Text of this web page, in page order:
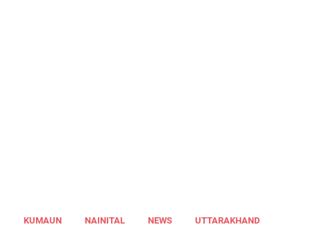
KUMAUN NAINITAL NEWS UTTARAKHAND